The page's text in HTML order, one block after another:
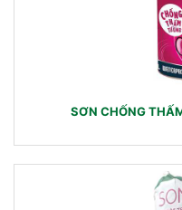
SƠN CHỐNG